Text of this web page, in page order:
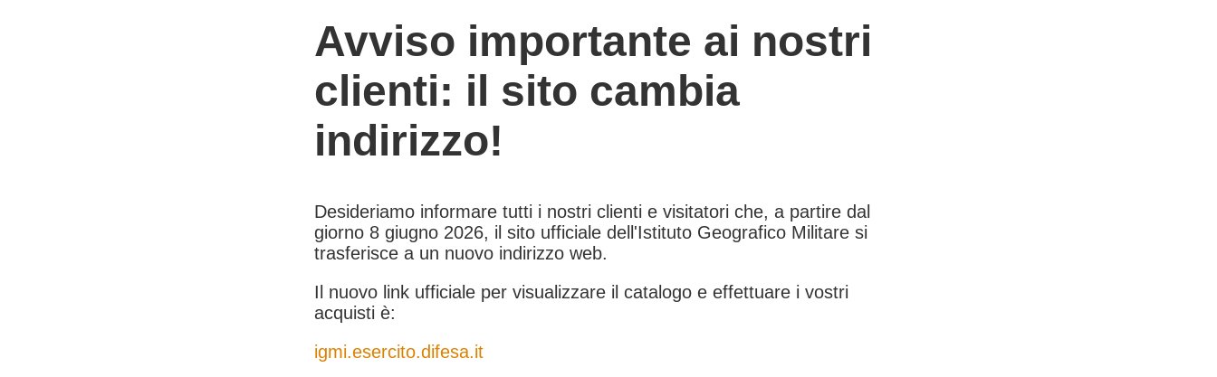
Avviso importante ai nostri
clienti: il sito cambia
indirizzo!
Desideriamo informare tutti i nostri clienti e visitatori che, a partire dal
giorno 8 giugno 2026, il sito ufficiale dell'Istituto Geografico Militare si
trasferisce a un nuovo indirizzo web.
Il nuovo link ufficiale per visualizzare il catalogo e effettuare i vostri
acquisti è:
igmi.esercito.difesa.it